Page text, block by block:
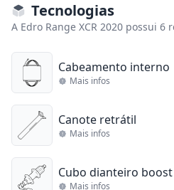
Tecnologias
A Edro Range XCR 2020 possui 6
Cabeamento interno
Mais infos
Canote retrátil
Mais infos
Cubo dianteiro boost
Mais infos